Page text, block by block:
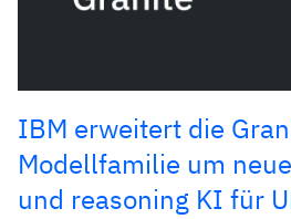
IBM erweitert die
Modellfamilie um
und reasoning KI für